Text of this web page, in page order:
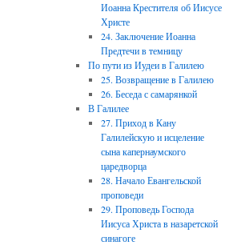
Иоанна Крестителя об Иисусе
Христе
24. Заключение Иоанна
Предтечи в темницу
По пути из Иудеи в Галилею
25. Возвращение в Галилею
26. Беседа с самарянкой
В Галилее
27. Приход в Кану
Галилейскую и исцеление
сына капернаумского
царедворца
28. Начало Евангельской
проповеди
29. Проповедь Господа
Иисуса Христа в назаретской
синагоге